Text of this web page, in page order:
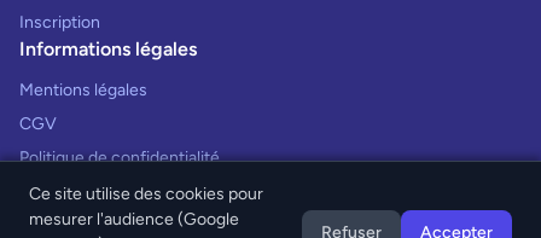
Inscription
Informations légales
Mentions légales
CGV
Politique de confidentialité
Ce site utilise des cookies pour
mesurer l'audience (Google
Refuser Accepter